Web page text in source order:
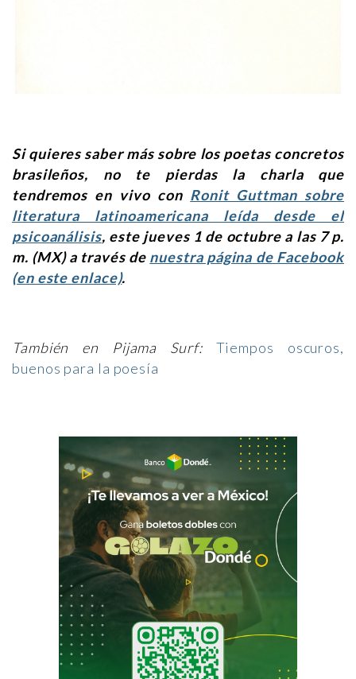
Si quieres saber más sobre los poetas concretos
brasileños, no te pierdas la charla que
tendremos en vivo con Ronit Guttman sobre
literatura latinoamericana leída desde el
psicoanálisis, este jueves 1 de octubre a las 7 p.
m. (MX) a través de nuestra página de Facebook
(en este enlace).
También en Pijama Surf: Tiempos oscuros,
buenos para la poesía